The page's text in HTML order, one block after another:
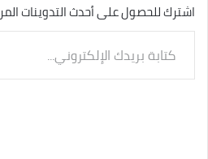
اشترك للحصول على أحدث التدوينات
بريدك
الإلكتروني...